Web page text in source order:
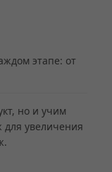
этапе: от
но и учим
увеличения